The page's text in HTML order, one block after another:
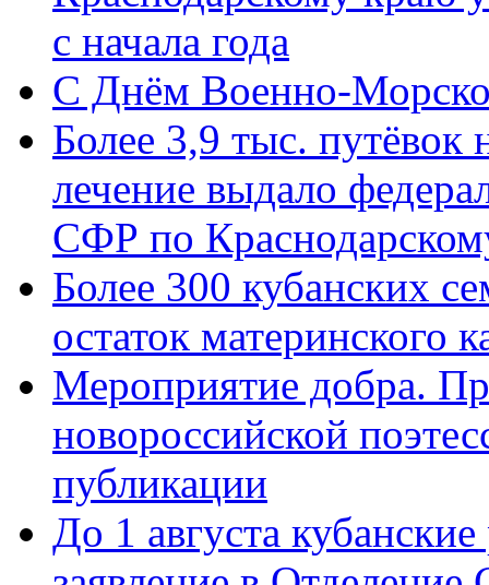
с начала года
C Днём Военно-
Более 3,9 тыс. путёвок
лечение выдало
СФР по
Более 300 кубанских
остаток материнского
Мероприятие добра.
новороссийской
публикации
До 1 августа